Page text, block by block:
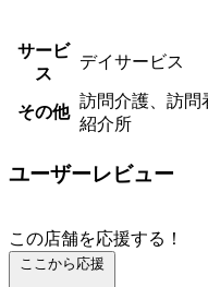
サービ
ス
デイサービス
その他
訪問介護、訪問
紹介所
ユーザーレビュー
この店舗を応援する！
ここから応援